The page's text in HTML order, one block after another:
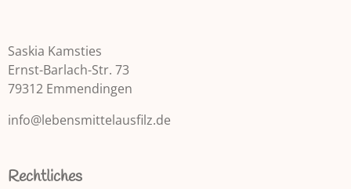
Saskia Kamsties
Ernst-Barlach-Str. 73
79312 Emmendingen
info@lebensmittelausfilz.de
Rechtliches